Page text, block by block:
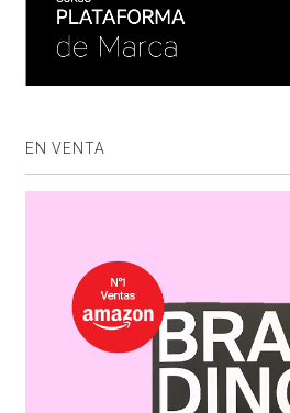
EN VENTA